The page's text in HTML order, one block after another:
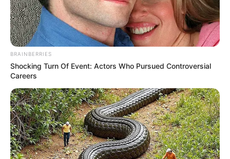
BRAINBERRIES
Shocking Turn Of Event: Actors Who Pursued Controversial
Careers